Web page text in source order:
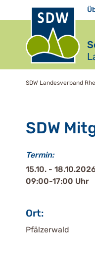
SDW Landesverband
SDW
Termin:
15.10. -
09:00-17:00 Uhr
Ort:
Pfälzerwald